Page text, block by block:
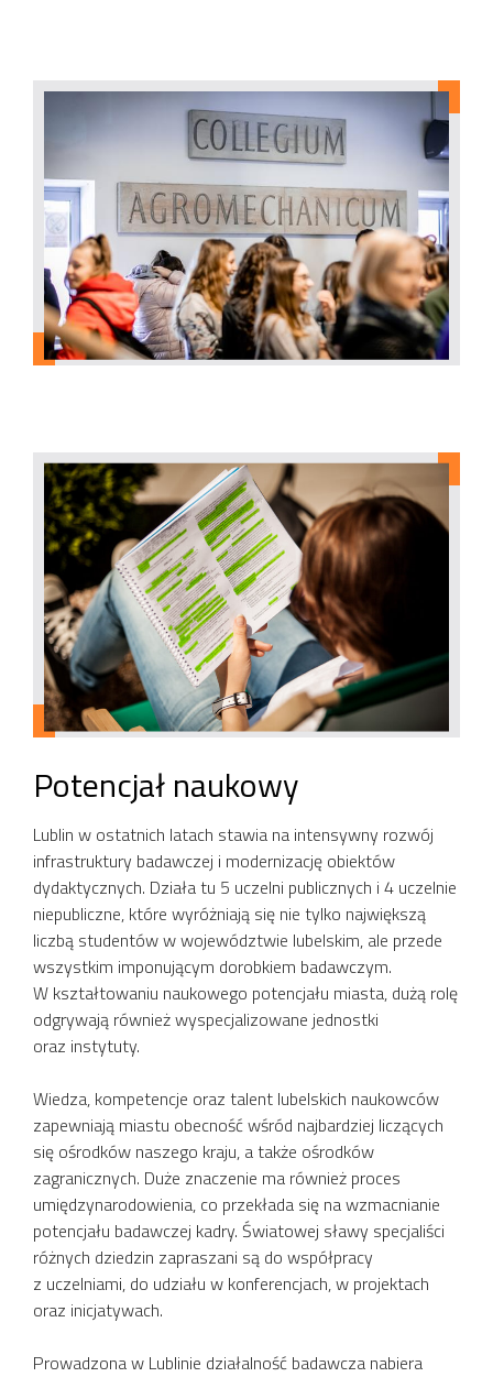
Potencjał naukowy
Lublin w ostatnich latach stawia na intensywny rozwój
infrastruktury badawczej i modernizację obiektów
dydaktycznych. Działa tu 5 uczelni publicznych i 4 uczelnie
niepubliczne, które wyróżniają się nie tylko największą
liczbą studentów w województwie lubelskim, ale przede
wszystkim imponującym dorobkiem badawczym.
W kształtowaniu naukowego potencjału miasta, dużą rolę
odgrywają również wyspecjalizowane jednostki
oraz instytuty.
Wiedza, kompetencje oraz talent lubelskich naukowców
zapewniają miastu obecność wśród najbardziej liczących
się ośrodków naszego kraju, a także ośrodków
zagranicznych. Duże znaczenie ma również proces
umiędzynarodowienia, co przekłada się na wzmacnianie
potencjału badawczej kadry. Światowej sławy specjaliści
różnych dziedzin zapraszani są do współpracy
z uczelniami, do udziału w konferencjach, w projektach
oraz inicjatywach.
Prowadzona w Lublinie działalność badawcza nabiera